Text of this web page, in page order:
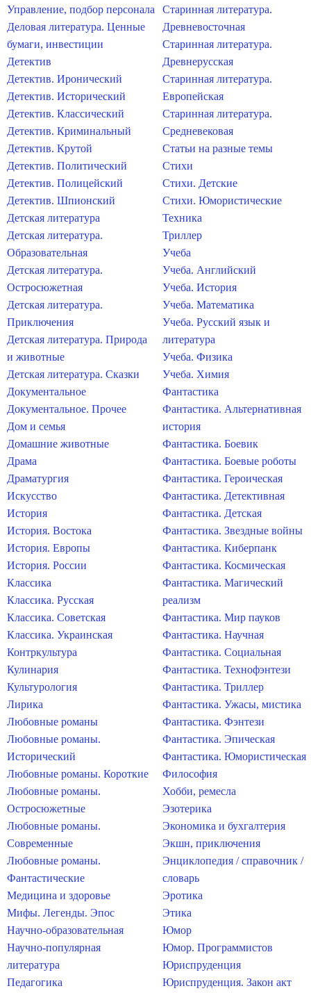
Управление, подбор персонала
Деловая литература. Ценные
бумаги, инвестиции
Детектив
Детектив. Иронический
Детектив. Исторический
Детектив. Классический
Детектив. Криминальный
Детектив. Крутой
Детектив. Политический
Детектив. Полицейский
Детектив. Шпионский
Детская литература
Детская литература.
Образовательная
Детская литература.
Остросюжетная
Детская литература.
Приключения
Детская литература. Природа
и животные
Детская литература. Сказки
Документальное
Документальное. Прочее
Дом и семья
Домашние животные
Драма
Драматургия
Искусство
История
История. Востока
История. Европы
История. России
Классика
Классика. Русская
Классика. Советская
Классика. Украинская
Контркультура
Кулинария
Культурология
Лирика
Любовные романы
Любовные романы.
Исторический
Любовные романы. Короткие
Любовные романы.
Остросюжетные
Любовные романы.
Современные
Любовные романы.
Фантастические
Медицина и здоровье
Мифы. Легенды. Эпос
Научно-образовательная
Научно-популярная
литература
Педагогика
Старинная литература.
Древневосточная
Старинная литература.
Древнерусская
Старинная литература.
Европейская
Старинная литература.
Средневековая
Статьи на разные темы
Стихи
Стихи. Детские
Стихи. Юмористические
Техника
Триллер
Учеба
Учеба. Английский
Учеба. История
Учеба. Математика
Учеба. Русский язык и
литература
Учеба. Физика
Учеба. Химия
Фантастика
Фантастика. Альтернативная
история
Фантастика. Боевик
Фантастика. Боевые роботы
Фантастика. Героическая
Фантастика. Детективная
Фантастика. Детская
Фантастика. Звездные войны
Фантастика. Киберпанк
Фантастика. Космическая
Фантастика. Магический
реализм
Фантастика. Мир пауков
Фантастика. Научная
Фантастика. Социальная
Фантастика. Технофэнтези
Фантастика. Триллер
Фантастика. Ужасы, мистика
Фантастика. Фэнтези
Фантастика. Эпическая
Фантастика. Юмористическая
Философия
Хобби, ремесла
Эзотерика
Экономика и бухгалтерия
Экшн, приключения
Энциклопедия / справочник /
словарь
Эротика
Этика
Юмор
Юмор. Программистов
Юриспруденция
Юриспруденция. Закон акт